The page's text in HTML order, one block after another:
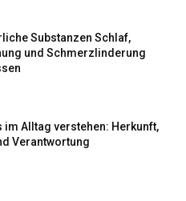
Substanzen Schlaf,
und Schmerzlinderung
im Alltag verstehen: Herkunft,
Verantwortung